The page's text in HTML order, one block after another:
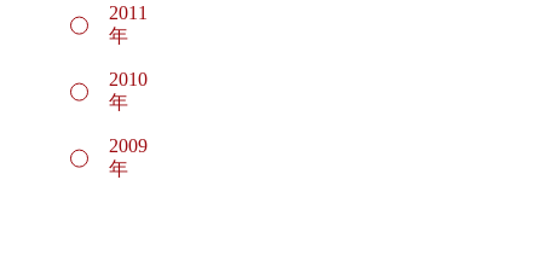
2011
年
2010
年
2009
年